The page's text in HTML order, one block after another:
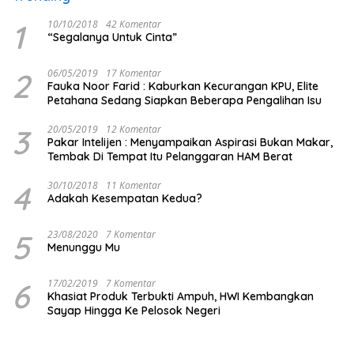
1 10/10/2018 42 Komentar
“Segalanya Untuk Cinta”
2 06/05/2019 17 Komentar
Fauka Noor Farid : Kaburkan Kecurangan KPU, Elite
Petahana Sedang Siapkan Beberapa Pengalihan Isu
3 20/05/2019 12 Komentar
Pakar Intelijen : Menyampaikan Aspirasi Bukan Makar,
Tembak Di Tempat Itu Pelanggaran HAM Berat
4 30/10/2018 11 Komentar
Adakah Kesempatan Kedua?
5 23/08/2020 7 Komentar
Menunggu Mu
6 17/02/2019 7 Komentar
Khasiat Produk Terbukti Ampuh, HWI Kembangkan
Sayap Hingga Ke Pelosok Negeri